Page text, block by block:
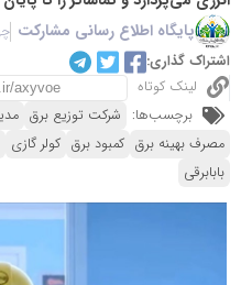
پایگاه اطلاع رسانی مشارکت
اشتراک گذاری:
لینک کوتاه
برچسب‌ها: شرکت توزیع برق
مصرف بهینه برق کمبود برق کولر گازی
بابابرقی